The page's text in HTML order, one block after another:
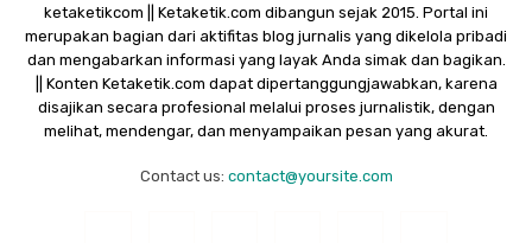
ketaketikcom || Ketaketik.com dibangun sejak 2015. Portal ini
merupakan bagian dari aktifitas blog jurnalis yang dikelola pribadi
dan mengabarkan informasi yang layak Anda simak dan bagikan.
|| Konten Ketaketik.com dapat dipertanggungjawabkan, karena
disajikan secara profesional melalui proses jurnalistik, dengan
melihat, mendengar, dan menyampaikan pesan yang akurat.
Contact us: contact@yoursite.com